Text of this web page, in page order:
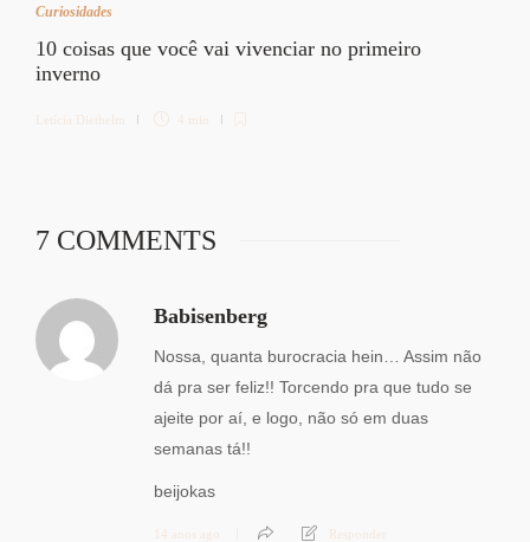
Curiosidades
10 coisas que você vai vivenciar no primeiro
inverno
Letícia Diethelm 4 min
7 COMMENTS
Babisenberg
Nossa, quanta burocracia hein… Assim não
dá pra ser feliz!! Torcendo pra que tudo se
ajeite por aí, e logo, não só em duas
semanas tá!!
beijokas
14 anos ago Responder